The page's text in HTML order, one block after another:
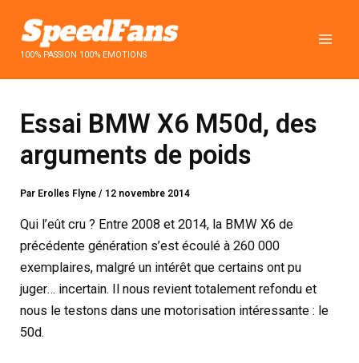
contenu100% PASSION 100% EMOTIONS
Essai BMW X6 M50d, des
arguments de poids
Par Erolles Flyne/ 12 novembre 2014
Qui l’eût cru ? Entre 2008 et 2014, la BMW X6 de
précédente génération s’est écoulé à 260 000
exemplaires, malgré un intérêt que certains ont pu
juger… incertain. Il nous revient totalement refondu et
nous le testons dans une motorisation intéressante : le
50d.